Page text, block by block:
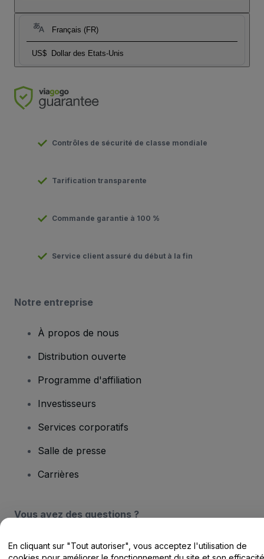
Français (FR)
US$ Dollar des Etats-Unis
Contrôles de sécurité de classe mondiale
Tarification transparente
Commande garantie à 100 %
Service client assuré du début à la fin
Notre entreprise
À propos de nous
Distribution ouverte
Programme d'affiliation
Investisseurs
Services corporatifs
Salle de presse
Carrières
Vous avez des questions ?
Centre d'assistance / Nous contacter
En cliquant sur "Tout autoriser", vous acceptez l'utilisation de